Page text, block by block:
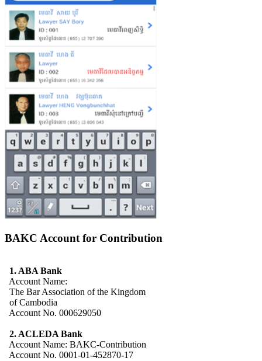
BAKC Account for Contribution
1. ABA Bank
Account Name:
The Bar Association of the Kingdom
of Cambodia
Account No. 000629050
2. ACLEDA Bank
Account Name: BAKC-Contribution
Account No. 0001-01-452870-17